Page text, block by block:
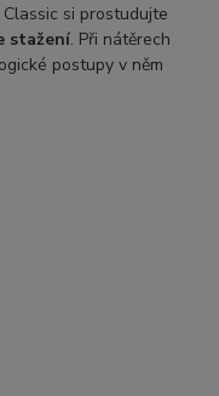
si prostudujte
stažení. Při nátěrech
postupy v něm